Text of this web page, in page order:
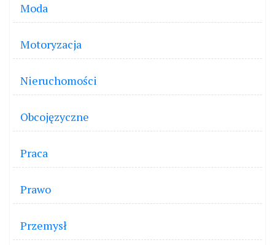
Moda
Motoryzacja
Nieruchomości
Obcojęzyczne
Praca
Prawo
Przemysł